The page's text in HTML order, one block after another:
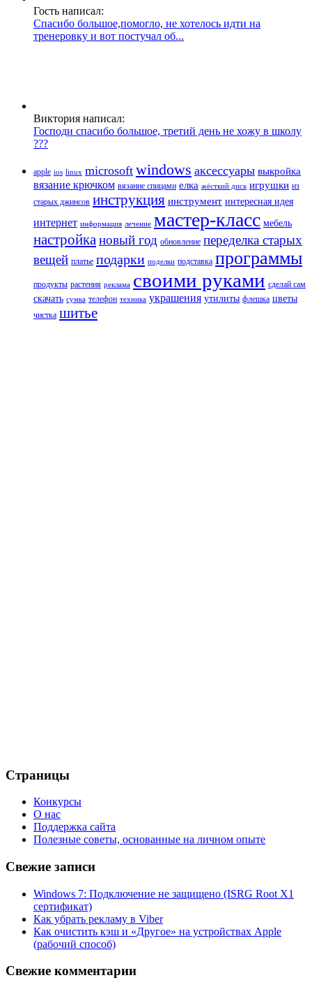
Гость написал:
Спасибо большое,помогло, не хотелось идти на
тренеровку и вот постучал об...
Виктория написал:
Господи спасибо большое, третий день не хожу в школу
???
apple ios linux microsoft windows аксессуары выкройка
вязание крючком вязание спицами елка жёсткий диск игрушки из
старых джинсов инструкция инструмент интересная идея
интернет информация лечение мастер-класс мебель
настройка новый год обновление переделка старых
вещей платье подарки поделки подставка программы
продукты растения реклама своими руками сделай сам
скачать сумка телефон техника украшения утилиты флешка цветы
чистка шитье
Страницы
Конкурсы
О нас
Поддержка сайта
Полезные советы, основанные на личном опыте
Свежие записи
Windows 7: Подключение не защищено (ISRG Root X1
сертификат)
Как убрать рекламу в Viber
Как очистить кэш и «Другое» на устройствах Apple
(рабочий способ)
Свежие комментарии